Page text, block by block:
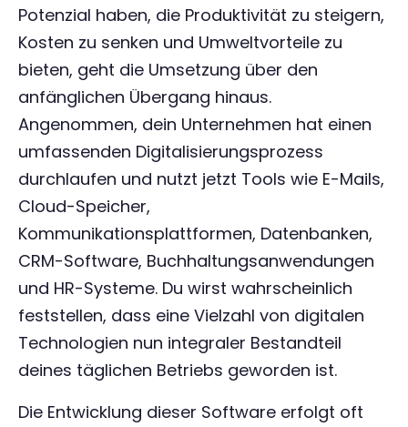
Potenzial haben, die Produktivität zu steigern,
Kosten zu senken und Umweltvorteile zu
bieten, geht die Umsetzung über den
anfänglichen Übergang hinaus.
Angenommen, dein Unternehmen hat einen
umfassenden Digitalisierungsprozess
durchlaufen und nutzt jetzt Tools wie E-Mails,
Cloud-Speicher,
Kommunikationsplattformen, Datenbanken,
CRM-Software, Buchhaltungsanwendungen
und HR-Systeme. Du wirst wahrscheinlich
feststellen, dass eine Vielzahl von digitalen
Technologien nun integraler Bestandteil
deines täglichen Betriebs geworden ist.
Die Entwicklung dieser Software erfolgt oft